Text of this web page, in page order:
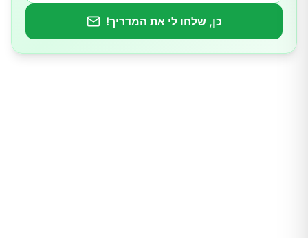
גיוון בפירות וירקותכן, שלחו לי את המדריך!